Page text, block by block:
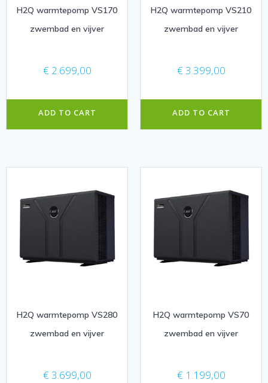
H2Q warmtepomp VS170
zwembad en vijver
€ 2.699,00
ADD TO CART
H2Q warmtepomp VS210
zwembad en vijver
€ 3.399,00
ADD TO CART
H2Q warmtepomp VS280
zwembad en vijver
€ 3.699,00
H2Q warmtepomp VS70
zwembad en vijver
€ 1.199,00